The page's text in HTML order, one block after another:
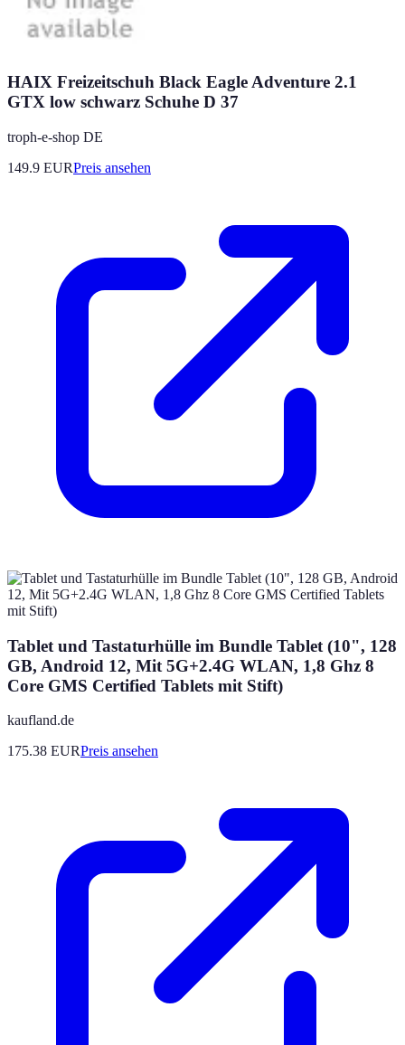
HAIX Freizeitschuh Black Eagle Adventure 2.1
GTX low schwarz Schuhe D 37
troph-e-shop DE
149.9 EURPreis ansehen
Tablet und Tastaturhülle im Bundle Tablet (10", 128
GB, Android 12, Mit 5G+2.4G WLAN, 1,8 Ghz 8
Core GMS Certified Tablets mit Stift)
kaufland.de
175.38 EURPreis ansehen